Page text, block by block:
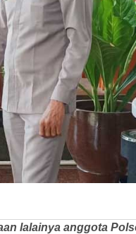
lalainya anggota